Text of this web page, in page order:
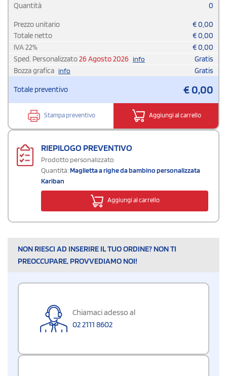
Quantità 0
Prezzo unitario €0,00
Totale netto
€0,00
IVA22% €0,00
Sped. Personalizzato26 Agosto 2026 info
Gratis
Bozza grafica info Gratis
Totale preventivo €0,00
Stampa preventivo Aggiungi al carrello
RIEPILOGO PREVENTIVO
Prodotto personalizzato
Quantità:Maglietta a righe da bambino personalizzata
Kariban
Aggiungi al carrello
NON RIESCI AD INSERIRE IL TUO ORDINE? NON TI
PREOCCUPARE, PROVVEDIAMO NOI!
Chiamaci adesso al
02 2111 8602